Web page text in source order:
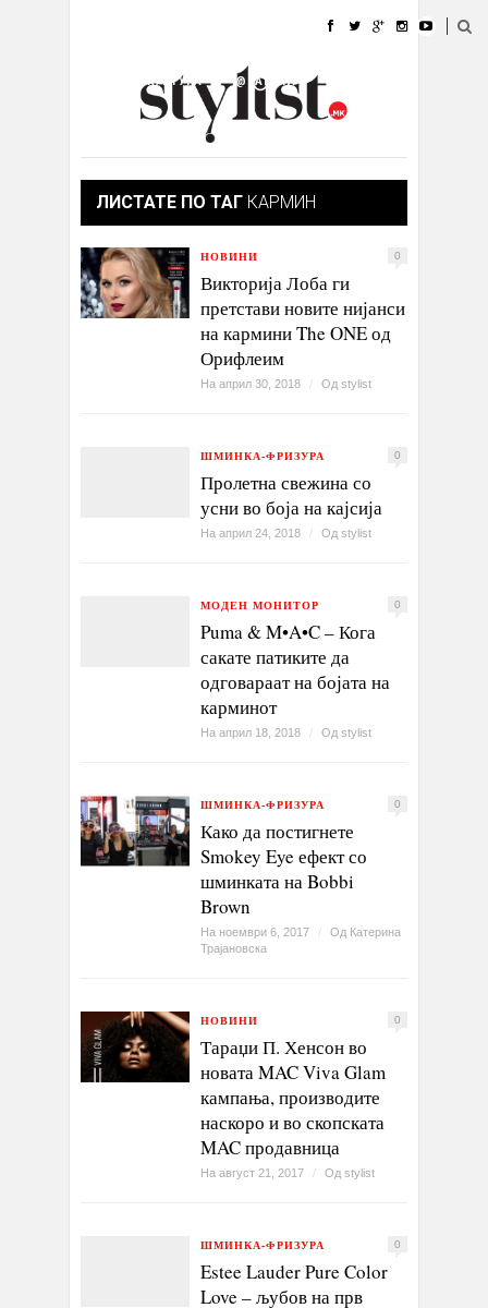
УБАВИНА
КУЛТУРА @РАБОТА
ИЗЛОГ
ЛИСТАТЕ ПО ТАГ КАРМИН
НОВИНИ 0
Викторија Лоба ги
претстави новите нијанси
на кармини The ONE од
Орифлеим
На април 30, 2018 / Од stylist
ШМИНКА-ФРИЗУРА 0
Пролетна свежина со
усни во боја на кајсија
На април 24, 2018 / Од stylist
МОДЕН МОНИТОР 0
Puma & M•A•C – Кога
сакате патиките да
одговараат на бојата на
карминот
На април 18, 2018 / Од stylist
ШМИНКА-ФРИЗУРА 0
Како да постигнете
Smokey Eye ефект со
шминката на Bobbi
Brown
На ноември 6, 2017 / Од Катерина
Трајановска
НОВИНИ 0
Тараџи П. Хенсон во
новата MAC Viva Glam
кампања, производите
наскоро и во скопската
MAC продавница
На август 21, 2017 / Од stylist
ШМИНКА-ФРИЗУРА 0
Estee Lauder Pure Color
Love – љубов на прв